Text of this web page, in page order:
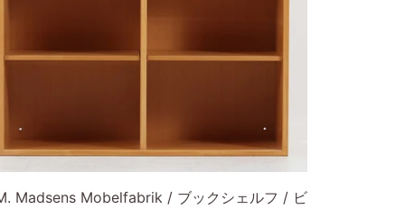
カートに入れる
Madsens Mobelfabrik / ブックシェルフ / ビ